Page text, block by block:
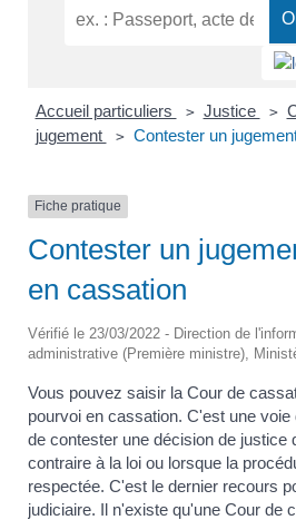
Accueil particuliers > Justice >
jugement
> Contester un
Fiche pratique
Contester un
en cassation
Vérifié le 23/03/2022 - Direction de
administrative (Première ministre),
Vous pouvez saisir la Cour de
pourvoi en cassation. C'est une
de contester une décision de justice
contraire à la loi ou lorsque la
respectée. C'est le dernier recours
judiciaire. Il n'existe qu'une Cour de